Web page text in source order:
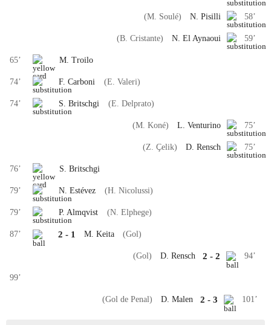
58’
N. Pisilli
(M. Soulé)
59’
N. El Aynaoui
(B. Cristante)
65’ M. Troilo
74’ F. Carboni (E. Valeri)
74’ S. Britschgi (E. Delprato)
75’
L. Venturino
(M. Koné)
75’
D. Rensch
(Z. Çelik)
76’ S. Britschgi
79’ N. Estévez (H. Nicolussi)
79’ P. Almqvist (N. Elphege)
87’ 2 - 1 M. Keita (Gol)
94’
2 -2
D. Rensch
(Gol)
99’
101’
2 -3
D. Malen
(Gol de Penal)